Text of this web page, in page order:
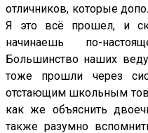
отличников, которые
Я это всё прошел, и
начинаешь по-
Большинство наших
тоже прошли через
отстающим школьным
как же объяснить
также разумно